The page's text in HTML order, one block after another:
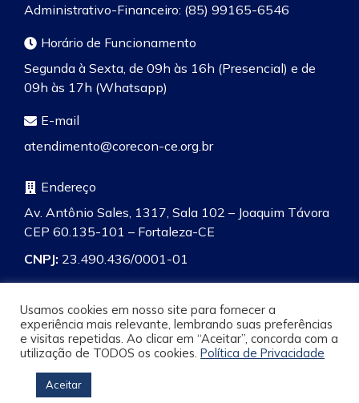
Administrativo-Financeiro: (85) 99165-6546
Horário de Funcionamento
Segunda à Sexta, de 09h às 16h (Presencial) e de
09h às 17h (Whatsapp)
E-mail
atendimento@corecon-ce.org.br
Endereço
Av. Antônio Sales, 1317, Sala 102 – Joaquim Távora
CEP 60.135-101 – Fortaleza-CE
CNPJ: 23.490.436/0001-01
Pesquisa
Usamos cookies em nosso site para fornecer a
experiência mais relevante, lembrando suas preferências
e visitas repetidas. Ao clicar em “Aceitar”, concorda com a
utilização de TODOS os cookies. Política de Privacidade
Aceitar